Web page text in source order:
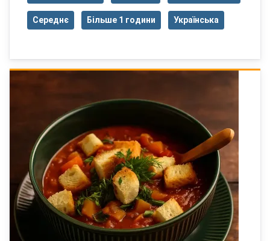
Середнє Більше 1 години Українська